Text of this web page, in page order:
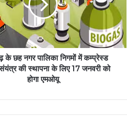
के छह नगर पालिका निगमों में कम्प्रेस्ड
की स्थापना के लिए 17 जनवरी को
होगा एमओयू